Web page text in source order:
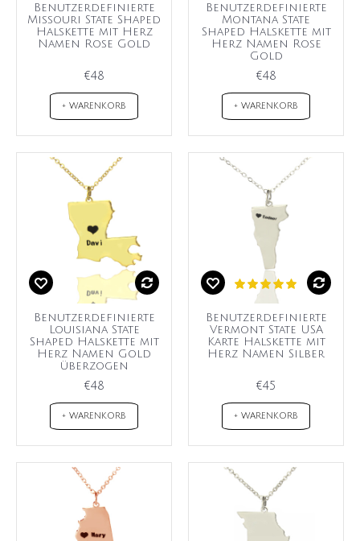
Benutzerdefinierte
Missouri State Shaped
Halskette mit Herz
Namen Rose Gold
€48
+ WARENKORB
Benutzerdefinierte
Montana State
Shaped Halskette mit
Herz Namen Rose
Gold
€48
+ WARENKORB
Benutzerdefinierte
Louisiana State
Shaped Halskette mit
Herz Namen Gold
überzogen
€48
+ WARENKORB
Benutzerdefinierte
Vermont State USA
Karte Halskette mit
Herz Namen Silber
€45
+ WARENKORB